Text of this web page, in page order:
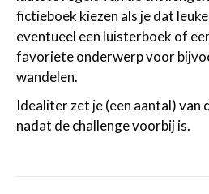
fictieboek kiezen als je dat
eventueel een luisterboek of
favoriete onderwerp voor
wandelen.
Idealiter zet je (een aantal)
nadat de challenge voorbij is.